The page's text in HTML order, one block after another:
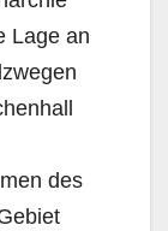
Lage an
des